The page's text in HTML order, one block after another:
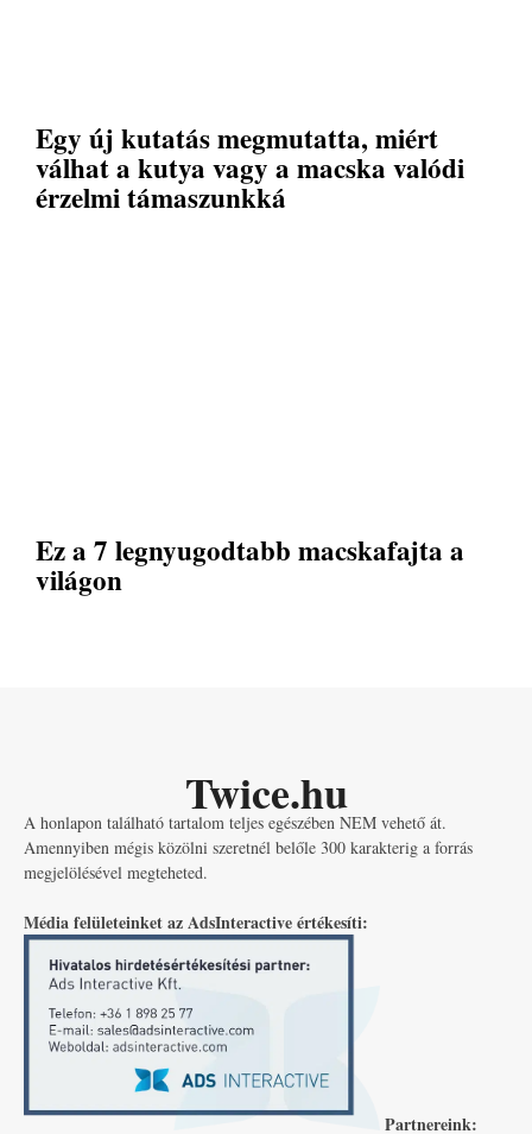
Egy új kutatás megmutatta, miért
válhat a kutya vagy a macska valódi
érzelmi támaszunkká
Ez a 7 legnyugodtabb macskafajta a
világon
Twice.hu
A honlapon található tartalom teljes egészében NEM vehető át.
Amennyiben mégis közölni szeretnél belőle 300 karakterig a forrás
megjelölésével megteheted.
Média felületeinket az AdsInteractive értékesíti:
Partnereink: